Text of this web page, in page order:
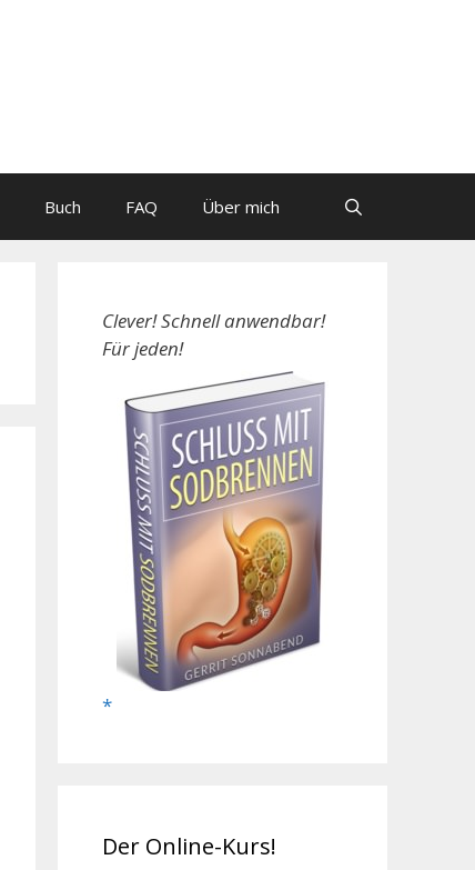
Buch FAQ Über mich
Clever! Schnell anwendbar!
Für jeden!
Der Online-Kurs!